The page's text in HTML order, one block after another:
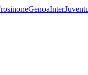
GenoaInter